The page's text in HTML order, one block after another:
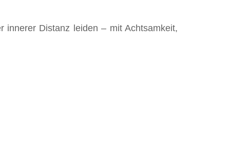
Distanz leiden – mit Achtsamkeit,